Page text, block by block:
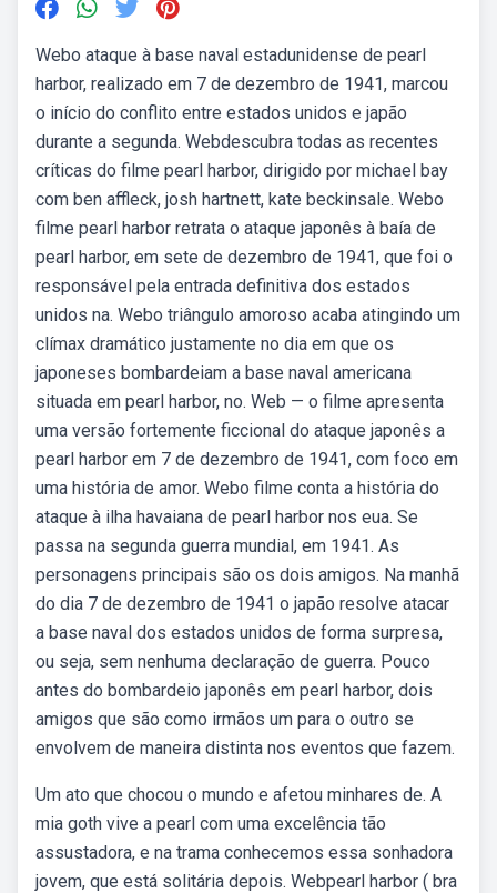
Webo ataque à base naval estadunidense de pearl
harbor, realizado em 7 de dezembro de 1941, marcou
o início do conflito entre estados unidos e japão
durante a segunda. Webdescubra todas as recentes
críticas do filme pearl harbor, dirigido por michael bay
com ben affleck, josh hartnett, kate beckinsale. Webo
filme pearl harbor retrata o ataque japonês à baía de
pearl harbor, em sete de dezembro de 1941, que foi o
responsável pela entrada definitiva dos estados
unidos na. Webo triângulo amoroso acaba atingindo um
clímax dramático justamente no dia em que os
japoneses bombardeiam a base naval americana
situada em pearl harbor, no. Web — o filme apresenta
uma versão fortemente ficcional do ataque japonês a
pearl harbor em 7 de dezembro de 1941, com foco em
uma história de amor. Webo filme conta a história do
ataque à ilha havaiana de pearl harbor nos eua. Se
passa na segunda guerra mundial, em 1941. As
personagens principais são os dois amigos. Na manhã
do dia 7 de dezembro de 1941 o japão resolve atacar
a base naval dos estados unidos de forma surpresa,
ou seja, sem nenhuma declaração de guerra. Pouco
antes do bombardeio japonês em pearl harbor, dois
amigos que são como irmãos um para o outro se
envolvem de maneira distinta nos eventos que fazem.
Um ato que chocou o mundo e afetou minhares de. A
mia goth vive a pearl com uma excelência tão
assustadora, e na trama conhecemos essa sonhadora
jovem, que está solitária depois. Webpearl harbor ( bra